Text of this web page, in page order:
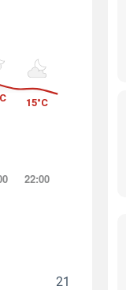
21